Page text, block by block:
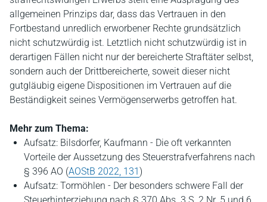
allgemeinen Prinzips dar, dass das Vertrauen in den
Fortbestand unredlich erworbener Rechte grundsätzlich
nicht schutzwürdig ist. Letztlich nicht schutzwürdig ist in
derartigen Fällen nicht nur der bereicherte Straftäter selbst,
sondern auch der Drittbereicherte, soweit dieser nicht
gutgläubig eigene Dispositionen im Vertrauen auf die
Beständigkeit seines Vermögenserwerbs getroffen hat.
Mehr zum Thema:
Aufsatz: Bilsdorfer, Kaufmann - Die oft verkannten
Vorteile der Aussetzung des Steuerstrafverfahrens nach
§ 396 AO (AOStB 2022, 131)
Aufsatz: Tormöhlen - Der besonders schwere Fall der